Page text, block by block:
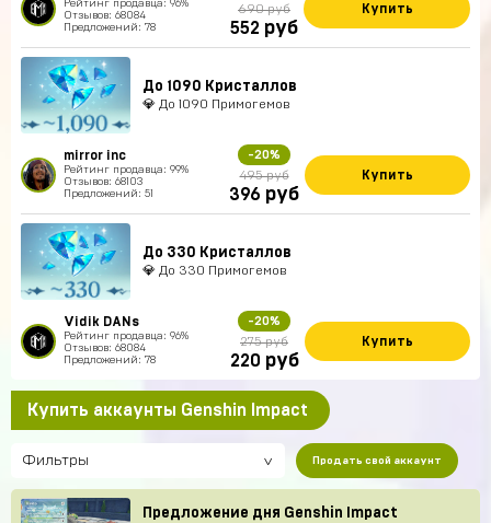
Рейтинг продавца: 96%
Отзывов: 68084
Предложений: 78
690 руб
552 руб
Купить
До 1090 Кристаллов
💎 До 1090 Примогемов
mirror inc
Рейтинг продавца: 99%
Отзывов: 68103
Предложений: 51
-20%
495 руб
396 руб
Купить
До 330 Кристаллов
💎 До 330 Примогемов
Vidik DANs
Рейтинг продавца: 96%
Отзывов: 68084
Предложений: 78
-20%
275 руб
220 руб
Купить
Купить аккаунты Genshin Impact
Фильтры Продать свой аккаунт
Предложение дня Genshin Impact